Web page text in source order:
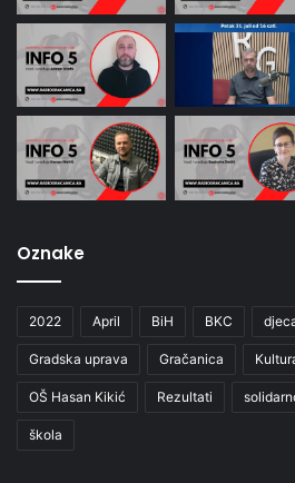
Oznake
2022 April BiH BKC
Gradska uprava Gračanica
OŠ Hasan Kikić Rezultati
škola